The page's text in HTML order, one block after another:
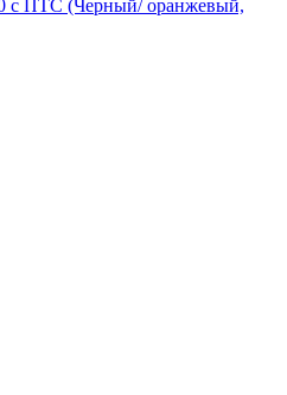
с ПТС (Черный/ оранжевый,